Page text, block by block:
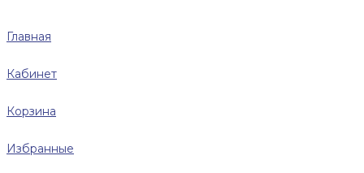
Главная
Кабинет
Корзина
Избранные